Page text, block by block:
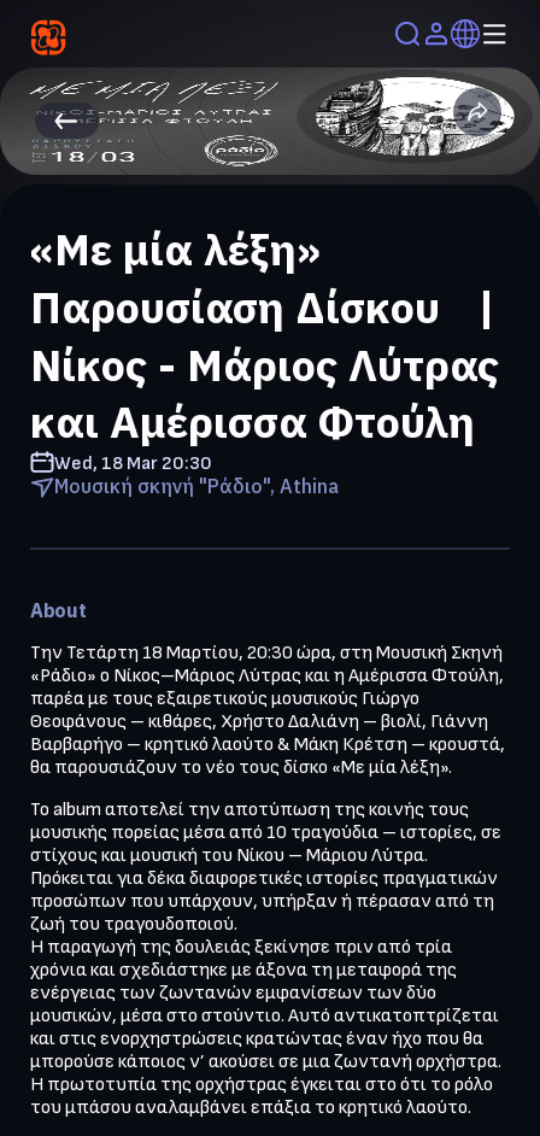
«Με μία λέξη»
Παρουσίαση Δίσκου |
Νίκος - Μάριος Λύτρας
και Αμέρισσα Φτούλη
Wed, 18 Mar 20:30
Μουσική σκηνή "Ράδιο", Athina
About
Την Τετάρτη 18 Μαρτίου, 20:30 ώρα, στη Μουσική Σκηνή
«Ράδιο» ο Νίκος–Μάριος Λύτρας και η Αμέρισσα Φτούλη,
παρέα με τους εξαιρετικούς μουσικούς Γιώργο
Θεοφάνους – κιθάρες, Χρήστο Δαλιάνη – βιολί, Γιάννη
Βαρβαρήγο – κρητικό λαούτο & Μάκη Κρέτση – κρουστά,
Το album αποτελεί την αποτύπωση της κοινής τους
μουσικής πορείας μέσα από 10 τραγούδια – ιστορίες, σε
στίχους και μουσική του Νίκου – Μάριου Λύτρα.
Πρόκειται για δέκα διαφορετικές ιστορίες πραγματικών
προσώπων που υπάρχουν, υπήρξαν ή πέρασαν από τη
ζωή του τραγουδοποιού.
Η παραγωγή της δουλειάς ξεκίνησε πριν από τρία
χρόνια και σχεδιάστηκε με άξονα τη μεταφορά της
ενέργειας των ζωντανών εμφανίσεων των δύο
μουσικών, μέσα στο στούντιο. Αυτό αντικατοπτρίζεται
και στις ενορχηστρώσεις κρατώντας έναν ήχο που θα
μπορούσε κάποιος ν’ ακούσει σε μια ζωντανή ορχήστρα.
Η πρωτοτυπία της ορχήστρας έγκειται στο ότι το ρόλο